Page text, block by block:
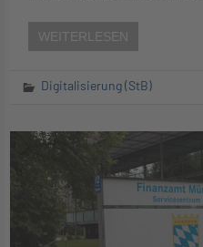
WEITERLESEN
Digitalisierung (StB)